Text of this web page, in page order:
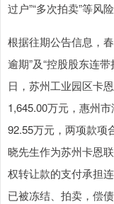
过户”“多次拍卖”等风
根据往期公告信息，
逾期”及“控股股东连
日，苏州工业园区卡
1,645.00万元，惠州
92.55万元，两项款项
晓先生作为苏州卡恩
权转让款的支付承担
已被冻结、拍卖，偿